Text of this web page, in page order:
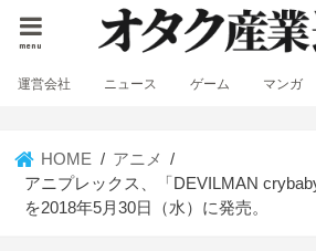
menu
運営会社 ニュース ゲーム マンガ
HOME
アニメ
アニプレックス、「DEVILMAN
を2018年5月30日（水）に発売。